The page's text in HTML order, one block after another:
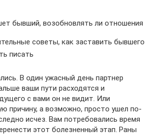
бывший, возобновлять ли отношения
советы, как заставить бывшего
писать
В один ужасный день партнер
ваши пути расходятся и
с вами он не видит. Или
причину, а возможно, просто ушел по-
исчез. Вам потребовались время
этот болезненный этап. Раны